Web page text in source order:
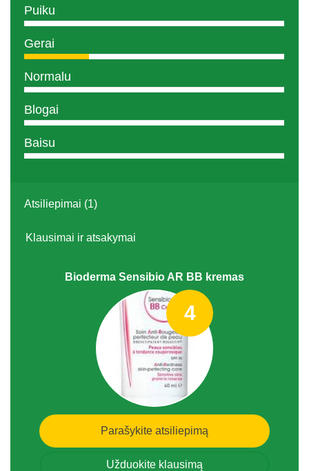
Puiku
Gerai
Normalu
Blogai
Baisu
Atsiliepimai (1)
Klausimai ir atsakymai
Bioderma Sensibio AR BB kremas
4
Parašykite atsiliepimą
Užduokite klausimą